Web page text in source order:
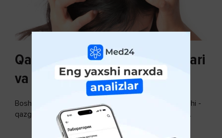
Qazg'oq paydo bo'lishi sabablari
va uni davolash
Bosh terisidagi mayda yoki katta teri bo’laklari ajralishi -
qazg’oq deyiladi. Ular katta miqdorda bo’lsa, kiyim-
kechakka tushib, yoqimsiz...
DAVOMINI O'QISH